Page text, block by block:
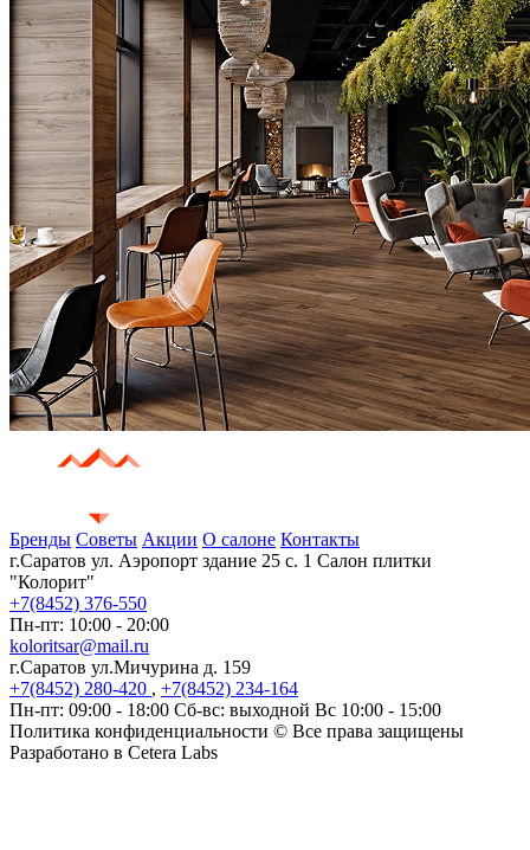
Бренды Советы Акции О салоне Контакты
г.Саратов ул. Аэропорт здание 25 с. 1 Салон плитки
"Колорит"
+7(8452) 376-550
Пн-пт: 10:00 - 20:00
koloritsar@mail.ru
г.Саратов ул.Мичурина д. 159
+7(8452) 280-420 , +7(8452) 234-164
Пн-пт: 09:00 - 18:00 Сб-вс: выходной Вс 10:00 - 15:00
Политика конфиденциальности © Все права защищены
Разработано в Cetera Labs